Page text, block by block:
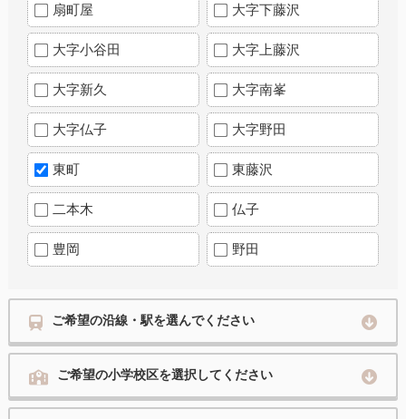
扇町屋 大字下藤沢
大字小谷田 大字上藤沢
大字新久 大字南峯
大字仏子 大字野田
東町 東藤沢
二本木 仏子
豊岡 野田
ご希望の沿線・駅を選んでください
ご希望の小学校区を選択してください